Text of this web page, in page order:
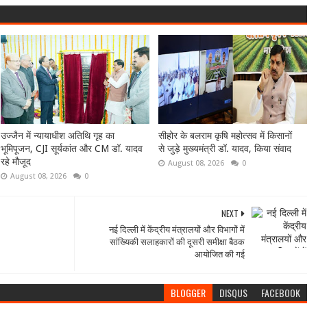
उज्जैन में न्यायाधीश अतिथि गृह का
भूमिपूजन, CJI सूर्यकांत और CM डॉ. यादव
रहे मौजूद
August 08, 2026 0
सीहोर के बलराम कृषि महोत्सव में किसानों
से जुड़े मुख्यमंत्री डॉ. यादव, किया संवाद
August 08, 2026 0
NEXT
नई दिल्ली में केंद्रीय मंत्रालयों और विभागों में
सांख्यिकी सलाहकारों की दूसरी समीक्षा बैठक
आयोजित की गई
BLOGGER DISQUS FACEBOOK